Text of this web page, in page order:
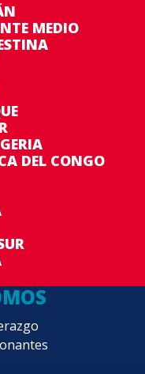
MEDIO
DEL CONGO